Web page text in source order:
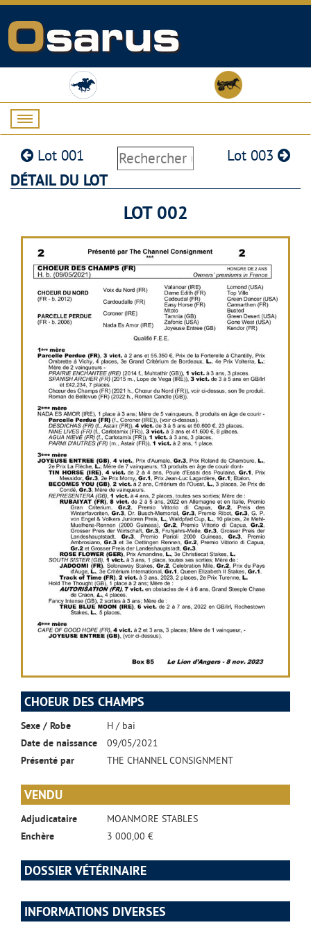
Lot 001 Lot 003
DÉTAIL DU LOT
LOT 002
CHOEUR DES CHAMPS
Sexe / Robe
H / bai
Date de naissance
09/05/2021
Présenté par
THE CHANNEL CONSIGNMENT
VENDU
Adjudicataire
MOANMORE STABLES
Enchère
3 000,00 €
DOSSIER VÉTÉRINAIRE
INFORMATIONS DIVERSES